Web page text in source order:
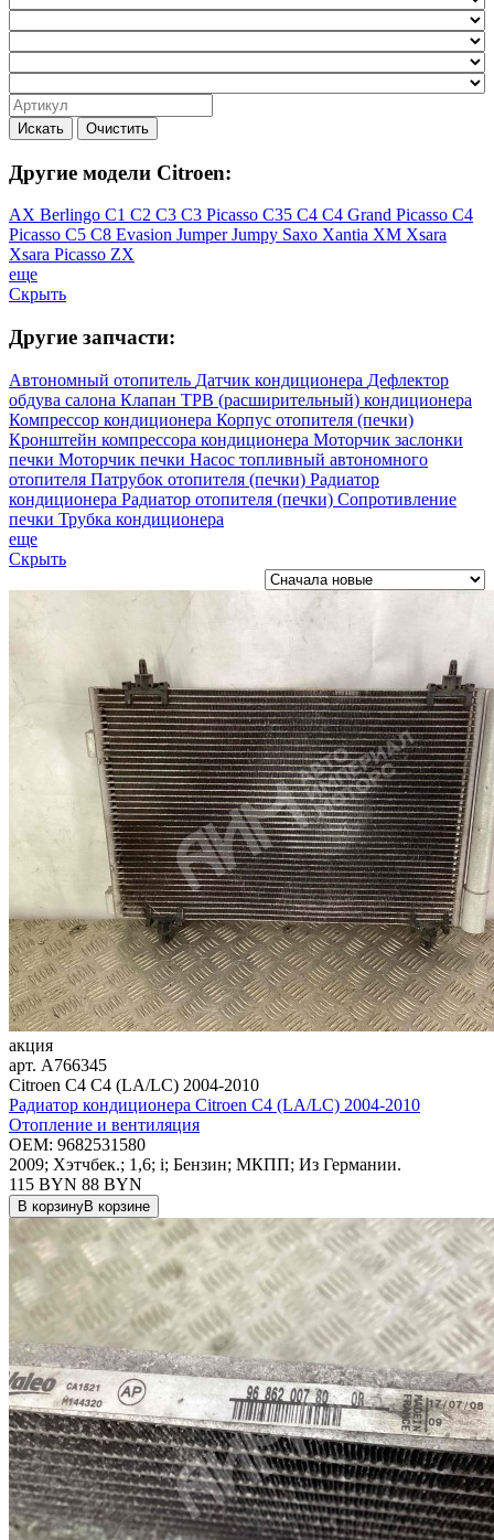
Искать Очистить
Другие модели Citroen:
AX Berlingo C1 C2 C3 C3 Picasso C35 C4 C4 Grand Picasso C4
Picasso C5 C8 Evasion JumperJumpy Saxo Xantia XM Xsara
Xsara Picasso ZX
еще
Скрыть
Другие запчасти:
Автономный отопитель Датчик кондиционера Дефлектор
обдува салона Клапан ТРВ (расширительный) кондиционера
Компрессор кондиционера Корпус отопителя (печки)
Кронштейн компрессора кондиционера Моторчик заслонки
печки Моторчик печки Насос топливный автономного
отопителя Патрубок отопителя (печки) Радиатор
кондиционера Радиатор отопителя (печки) Сопротивление
печки Трубка кондиционера
еще
Скрыть
акция
арт. A766345
Citroen C4 C4 (LA/LC) 2004-2010
Радиатор кондиционера Citroen C4 (LA/LC) 2004-2010
Отопление и вентиляция
OEM: 9682531580
2009; Хэтчбек.; 1,6; i; Бензин; МКПП; Из Германии.
115 BYN 88 BYN
В корзинуВ корзине